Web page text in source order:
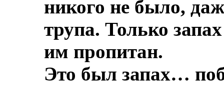
никого не было,
трупа. Только
им пропитан.
Это был запах…